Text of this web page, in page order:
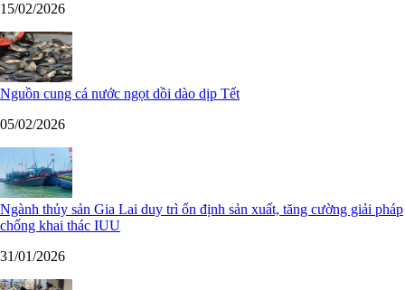
15/02/2026
Nguồn cung cá nước ngọt dồi dào dịp Tết
05/02/2026
Ngành thủy sản Gia Lai duy trì ổn định sản xuất, tăng cường giải pháp
chống khai thác IUU
31/01/2026